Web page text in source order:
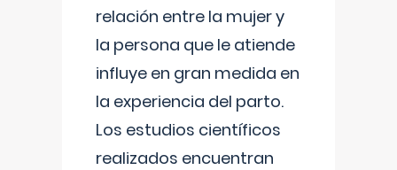
relación entre la mujer y
la persona que le atiende
influye en gran medida en
la experiencia del parto.
Los estudios científicos
realizados encuentran